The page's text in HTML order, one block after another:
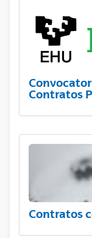
Contratos
Contratos